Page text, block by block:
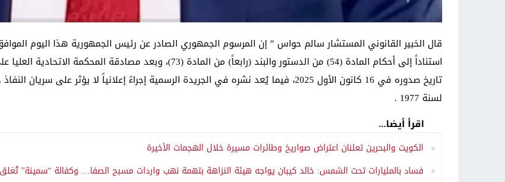
استناداً إلى أحكام المادة (54) من الدستور والبند (رابعاً) من المادة
لسنة 1977 .
اقرأ أيضا...
الكويت والبحرين تعلنان اعتراض صواريخ وطائرات مسيرة خلال الهجمات الأخيرة
فساد بالمليارات تحت الشمس: خالد كيبان يواجه هيئة النزاهة بتهمة نهب واردات مسبح الصفا… وكفالة “سمينة” تُغلق